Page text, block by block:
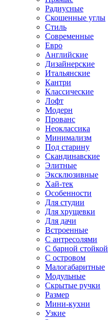
Радиусные
Скошенные углы
Стиль
Современные
Евро
Английские
Дизайнерские
Итальянские
Кантри
Классические
Лофт
Модерн
Прованс
Неоклассика
Минимализм
Под старину
Скандинавские
Элитные
Эксклюзивные
Хай-тек
Особенности
Для студии
Для хрущевки
Для дачи
Встроенные
С антресолями
С барной стойкой
С островом
Малогабаритные
Модульные
Скрытые ручки
Размер
Мини-кухни
Узкие